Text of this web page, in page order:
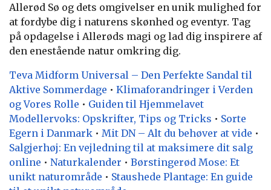
Allerød Sø og dets omgivelser en unik mulighed for
at fordybe dig i naturens skønhed og eventyr. Tag
på opdagelse i Allerøds magi og lad dig inspirere af
den enestående natur omkring dig.
Teva Midform Universal – Den Perfekte Sandal til
Aktive Sommerdage • Klimaforandringer i Verden
og Vores Rolle • Guiden til Hjemmelavet
Modellervoks: Opskrifter, Tips og Tricks • Sorte
Egern i Danmark • Mit DN – Alt du behøver at vide •
Salgjerhøj: En vejledning til at maksimere dit salg
online • Naturkalender • Børstingerød Mose: Et
unikt naturområde • Staushede Plantage: En guide